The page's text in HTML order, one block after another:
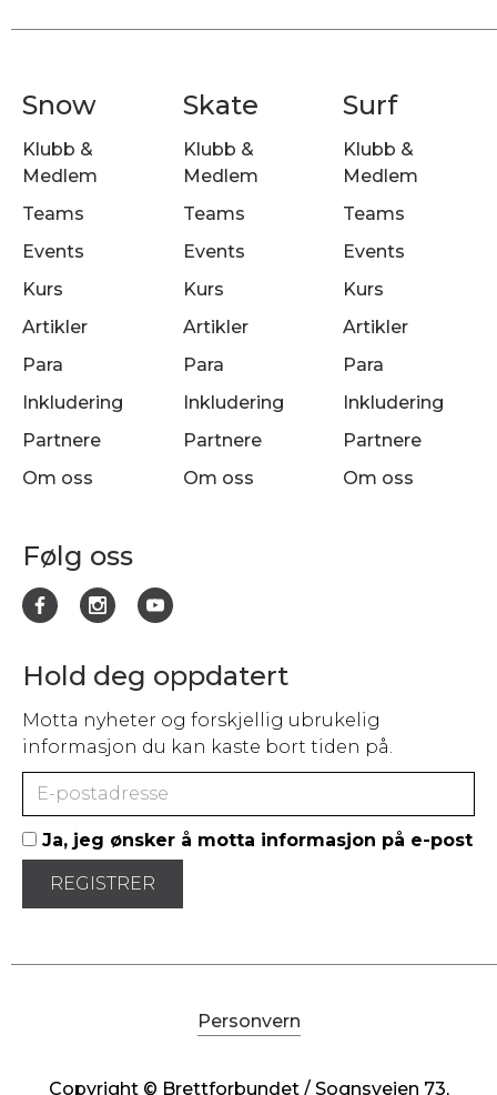
Snow
Klubb &
Medlem
Teams
Events
Kurs
Artikler
Para
Inkludering
Partnere
Om oss
Skate
Klubb &
Medlem
Teams
Events
Kurs
Artikler
Para
Inkludering
Partnere
Om oss
Surf
Klubb &
Medlem
Teams
Events
Kurs
Artikler
Para
Inkludering
Partnere
Om oss
Følg oss
Hold deg oppdatert
Motta nyheter og forskjellig ubrukelig
informasjon du kan kaste bort tiden på.
Ja, jeg ønsker å motta informasjon på e-post
Personvern
Copyright © Brettforbundet / Sognsveien 73,